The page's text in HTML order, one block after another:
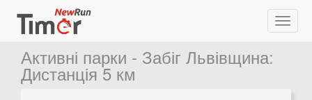
Активні парки - Забіг Львівщина:
Дистанція 5 км